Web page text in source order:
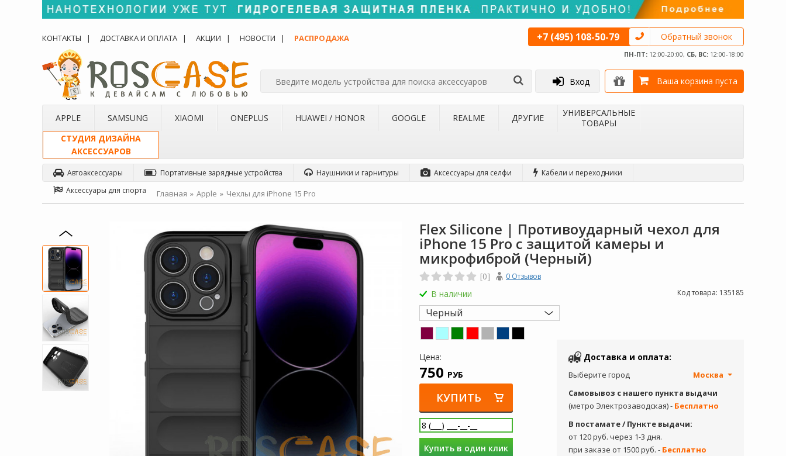
КОНТАКТЫ ДОСТАВКА И ОПЛАТА АКЦИИ НОВОСТИ РАСПРОДАЖА +7 (495) 108-50-79 Обратный звонок
ПН-ПТ: 12:00-20:00, СБ, ВС: 12:00-18:00
Вход Ваша корзина пуста
APPLE SAMSUNG XIAOMI ONEPLUS HUAWEI / HONOR GOOGLE REALME ДРУГИЕ
УНИВЕРСАЛЬНЫЕ
ТОВАРЫ
СТУДИЯ ДИЗАЙНА
АКСЕССУАРОВ
Автоаксессуары Портативные зарядные устройства Наушники и гарнитуры Аксессуары для селфи
Кабели и переходники
Аксессуары для спорта
Главная Apple Чехлы для iPhone 15 Pro
Flex Silicone | Противоударный чехол для
iPhone 15 Pro с защитой камеры и
микрофиброй (Черный)
[0] 0 Отзывов
В наличии Код товара: 135185
Черный
Цена:
750 РУБ
КУПИТЬ
Купить в один клик
Доставка и оплата:
Выберите город
Москва
Самовывоз с нашего пункта выдачи
(метро Электрозаводская) - Бесплатно
В постамате / Пункте выдачи:
от 120 руб. через 1-3 дня.
при заказе от 1500 руб. - Бесплатно